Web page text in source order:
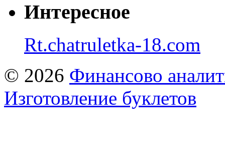
Интересное
Rt.chatruletka-18.com
© 2026 Финансово
Изготовление буклетов